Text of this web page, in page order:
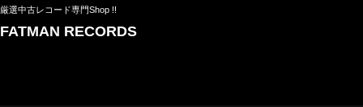
厳選中古レコード専門Shop !!
FATMAN RECORDS